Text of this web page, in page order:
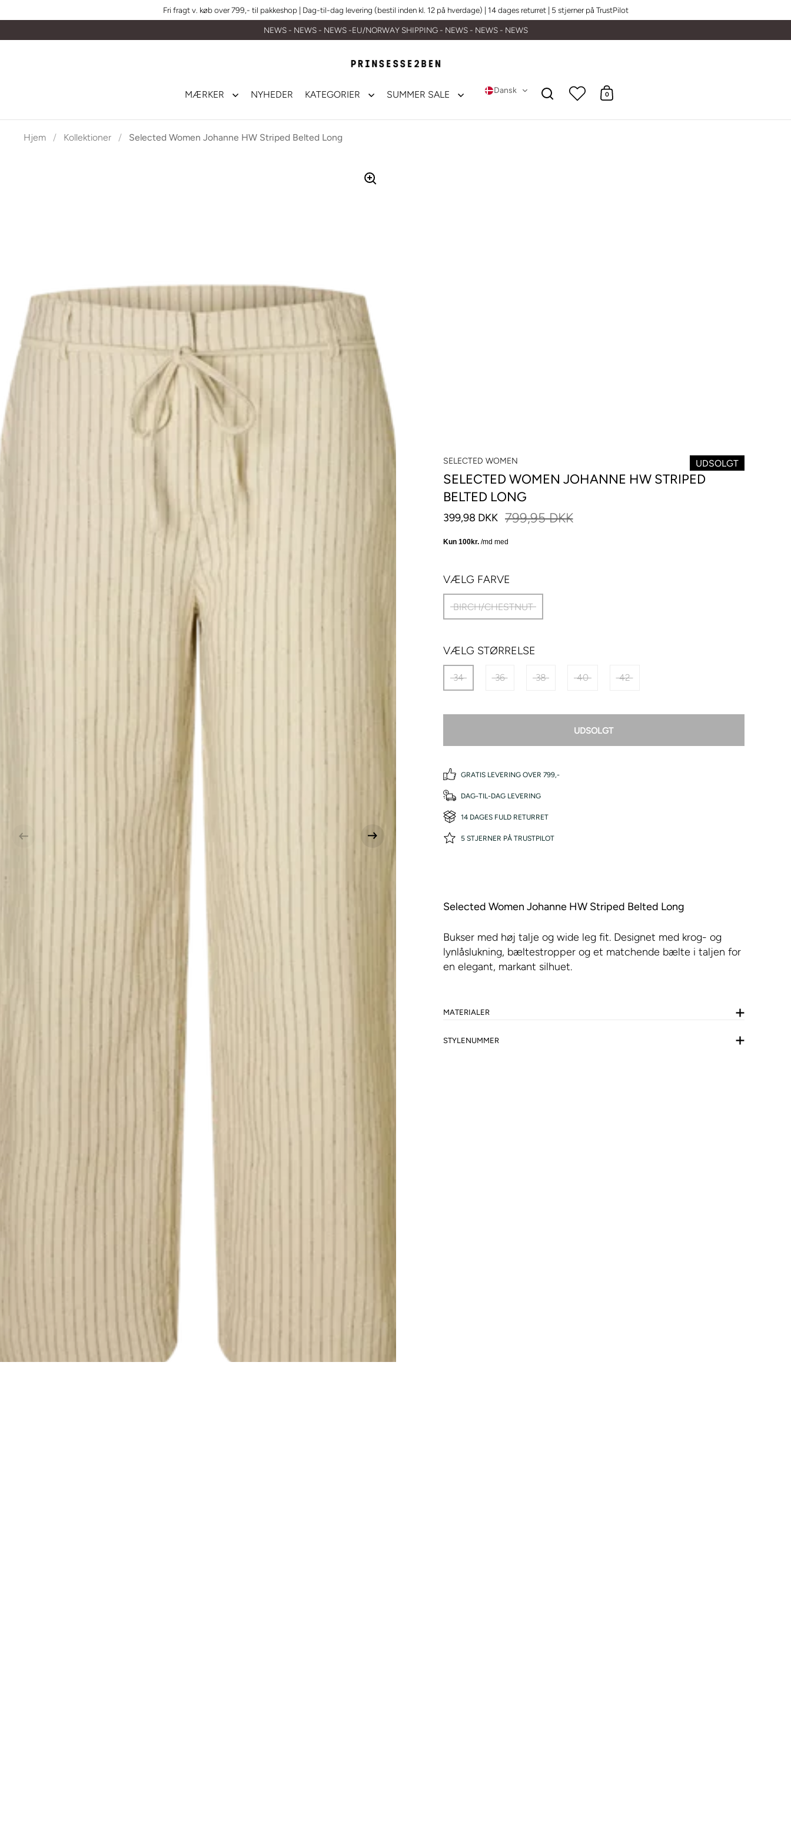
Fri fragt v. køb over 799,- til pakkeshop | Dag-til-dag levering (bestil inden kl. 12 på hverdage) | 14 dages returret | 5 stjerner på TrustPilot
NEWS - NEWS - NEWS -EU/NORWAY SHIPPING - NEWS - NEWS - NEWS
MÆRKER NYHEDER KATEGORIER SUMMER SALE Dansk
Åbn søgningÅben vogn
0
Hjem / Kollektioner / Selected Women Johanne HW Striped Belted Long
SELECTED WOMEN
SELECTED WOMEN JOHANNE HW STRIPED
BELTED LONG
UDSOLGT
399,98 DKK 799,95 DKK
VÆLG FARVE
BIRCH/CHESTNUT
VÆLG STØRRELSE
34 36 38 40 42
UDSOLGT
GRATIS LEVERING OVER 799,-
DAG-TIL-DAG LEVERING
14 DAGES FULD RETURRET
5 STJERNER PÅ TRUSTPILOT
Selected Women Johanne HW Striped Belted Long
Bukser med høj talje og wide leg fit. Designet med krog- og
lynlåslukning, bæltestropper og et matchende bælte i taljen for
en elegant, markant silhuet.
MATERIALER
STYLENUMMER